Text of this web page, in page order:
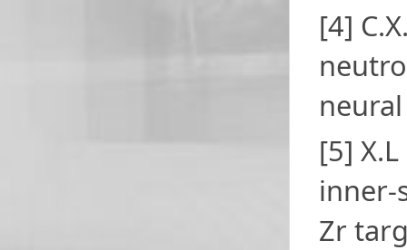
[4]
[5]
inner-
Zr